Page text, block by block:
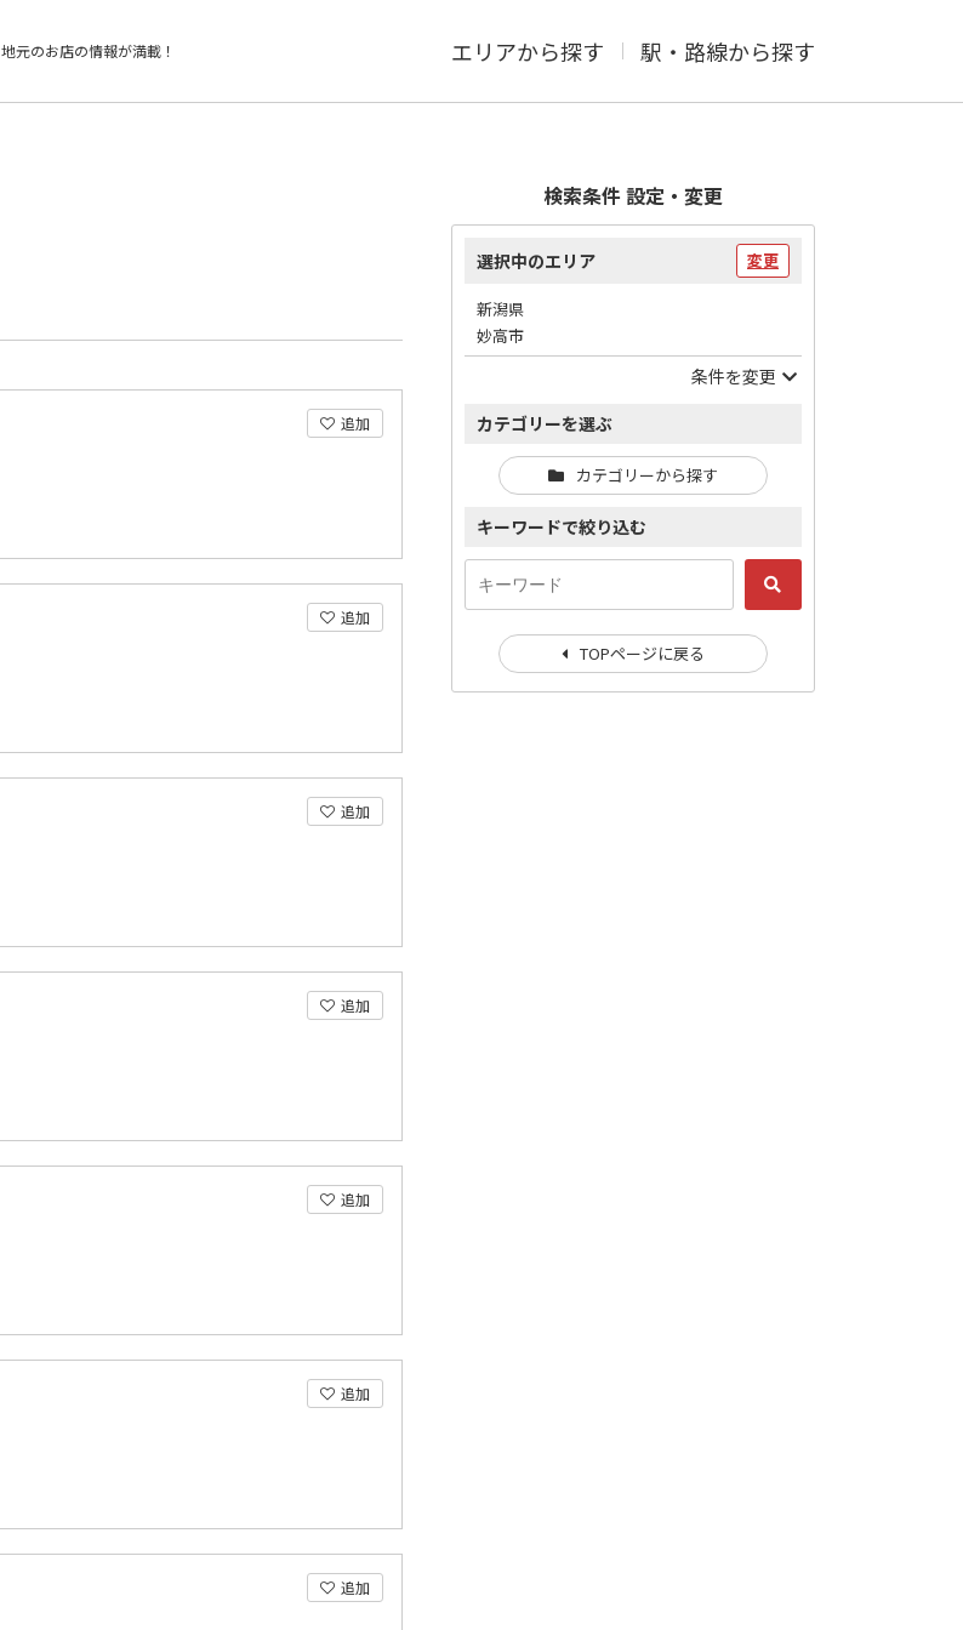
地元のお店の情報が満載！ エリアから探す 駅・路線から探す
追加
追加
追加
追加
追加
追加
追加
検索条件 設定・変更
選択中のエリア 変更
新潟県
妙高市
条件を変更
カテゴリーを選ぶ
カテゴリーから探す
キーワードで絞り込む
TOPページに戻る